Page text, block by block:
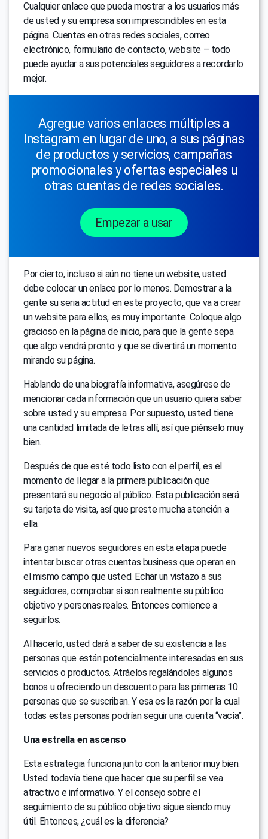
Cualquier enlace que pueda mostrar a los usuarios más
de usted y su empresa son imprescindibles en esta
página. Cuentas en otras redes sociales, correo
electrónico, formulario de contacto, website – todo
puede ayudar a sus potenciales seguidores a recordarlo
mejor.
Agregue varios enlaces múltiples a
Instagram en lugar de uno, a sus páginas
de productos y servicios, campañas
promocionales y ofertas especiales u
otras cuentas de redes sociales.
Empezar a usar
Por cierto, incluso si aún no tiene un website, usted
debe colocar un enlace por lo menos. Demostrar a la
gente su seria actitud en este proyecto, que va a crear
un website para ellos, es muy importante. Coloque algo
gracioso en la página de inicio, para que la gente sepa
que algo vendrá pronto y que se divertirá un momento
mirando su página.
Hablando de una biografía informativa, asegúrese de
mencionar cada información que un usuario quiera saber
sobre usted y su empresa. Por supuesto, usted tiene
una cantidad limitada de letras allí, así que piénselo muy
bien.
Después de que esté todo listo con el perfil, es el
momento de llegar a la primera publicación que
presentará su negocio al público. Esta publicación será
su tarjeta de visita, así que preste mucha atención a
ella.
Para ganar nuevos seguidores en esta etapa puede
intentar buscar otras cuentas business que operan en
el mismo campo que usted. Echar un vistazo a sus
seguidores, comprobar si son realmente su público
objetivo y personas reales. Entonces comience a
seguirlos.
Al hacerlo, usted dará a saber de su existencia a las
personas que están potencialmente interesadas en sus
servicios o productos. Atráelos regalándoles algunos
bonos u ofreciendo un descuento para las primeras 10
personas que se suscriban. Y esa es la razón por la cual
todas estas personas podrían seguir una cuenta “vacía”.
Una estrella en ascenso
Esta estrategia funciona junto con la anterior muy bien.
Usted todavía tiene que hacer que su perfil se vea
atractivo e informativo. Y el consejo sobre el
seguimiento de su público objetivo sigue siendo muy
útil. Entonces, ¿cuál es la diferencia?